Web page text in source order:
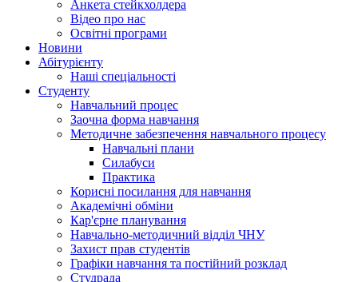
Анкета стейкхолдера
Відео про нас
Освітні програми
Hовини
Абітурієнту
Наші спеціальності
Студенту
Навчальний процес
Заочна форма навчання
Методичне забезпечення навчального процесу
Навчальні плани
Силабуси
Практика
Корисні посилання для навчання
Академічні обміни
Кар'єрне планування
Навчально-методичний відділ ЧНУ
Захист прав студентів
Графіки навчання та постійний розклад
Студрада